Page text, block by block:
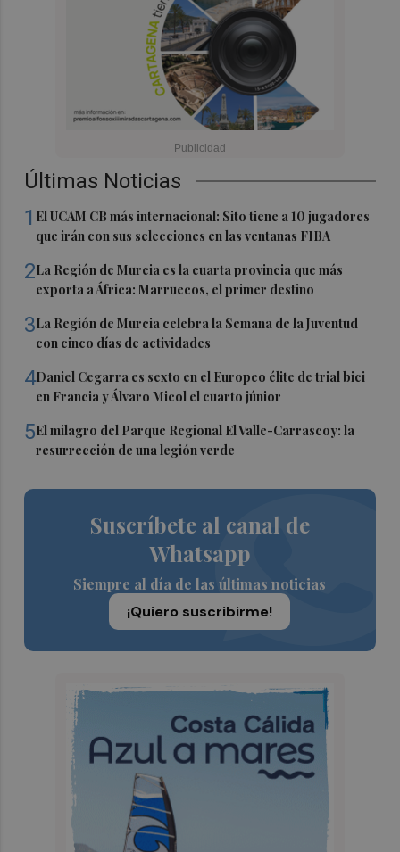
Últimas Noticias
1 El UCAM CB más internacional: Sito tiene a 10 jugadores
que irán con sus selecciones en las ventanas FIBA
2La Región de Murcia es la cuarta provincia que más
exporta a África: Marruecos, el primer destino
3La Región de Murcia celebra la Semana de la Juventud
con cinco días de actividades
4Daniel Cegarra es sexto en el Europeo élite de trial bici
en Francia y Álvaro Micol el cuarto júnior
5El milagro del Parque Regional El Valle-Carrascoy: la
resurrección de una legión verde
Suscríbete al canal de
Whatsapp
Siempre al día de las últimas noticias
¡Quiero suscribirme!